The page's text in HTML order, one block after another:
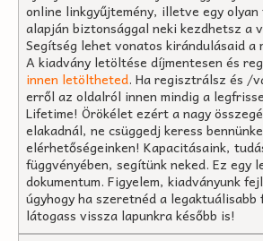
online linkgyűjtemény, illetve egy
alapján biztonsággal neki kezdhetsz a
Segítség lehet vonatos kirándulásaid a
A kiadvány letöltése díjmentesen és
innen letöltheted. Ha regisztrálsz és /
erről az oldalról innen mindig a
Lifetime! Örökélet ezért a nagy
elakadnál, ne csüggedj keress
elérhetőségeinken! Kapacitásaink,
függvényében, segítünk neked. Ez egy
dokumentum. Figyelem, kiadványunk
úgyhogy ha szeretnéd a
látogass vissza lapunkra később is!